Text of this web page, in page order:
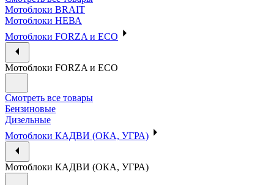
Мотоблоки BRAIT
Мотоблоки НЕВА
Мотоблоки FORZA и ECO
Мотоблоки FORZA и ECO
Смотреть все товары
Бензиновые
Дизельные
Мотоблоки КАДВИ (ОКА, УГРА)
Мотоблоки КАДВИ (ОКА, УГРА)